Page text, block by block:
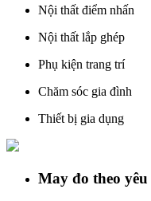
Nội thất điểm nhấn
Nội thất lắp ghép
Phụ kiện trang trí
Chăm sóc gia đình
Thiết bị gia dụng
May đo theo yêu